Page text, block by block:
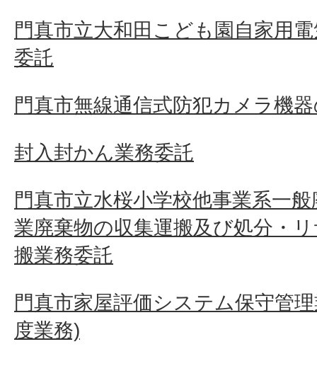
門真市立大和田こども園自家用
委託
門真市無線通信式防犯カメラ機
封入封かん業務委託
門真市立水桜小学校他事業系一
業廃棄物の収集運搬及び処分・
搬業務委託
門真市家屋評価システム保守管
度業務)